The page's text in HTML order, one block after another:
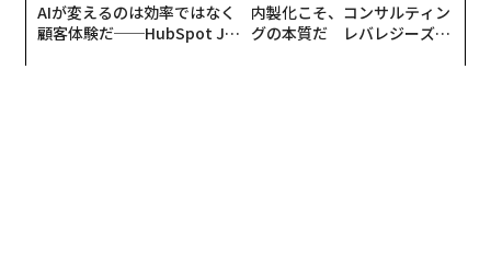
AIが変えるのは効率ではなく
顧客体験だ──HubSpot Ja
内製化こそ、コンサルティン
グの本質だ レバレジーズが